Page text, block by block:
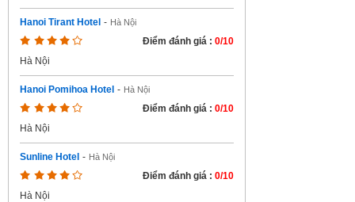
Hanoi Tirant Hotel - Hà Nội
Điểm đánh giá : 0/10
Hà Nội
Hanoi Pomihoa Hotel - Hà Nội
Điểm đánh giá : 0/10
Hà Nội
Sunline Hotel - Hà Nội
Điểm đánh giá : 0/10
Hà Nội